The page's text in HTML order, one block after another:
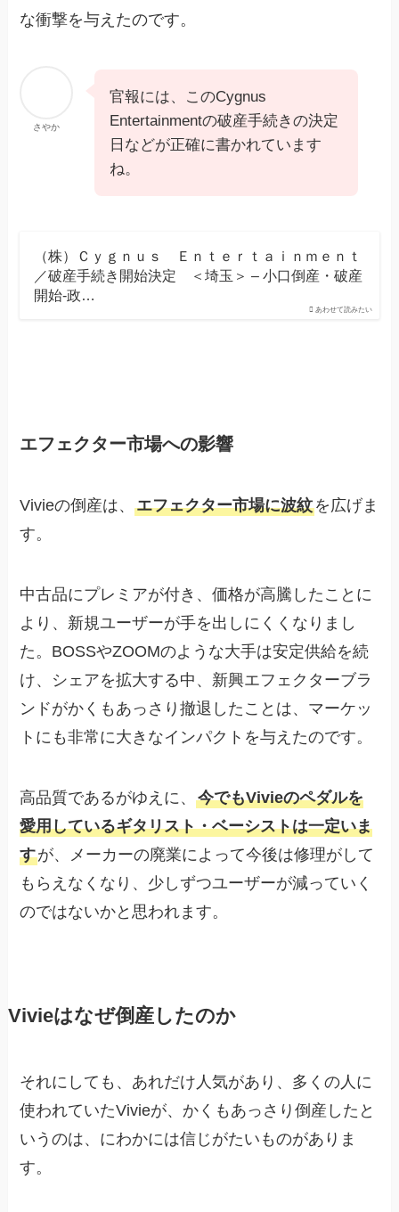
な衝撃を与えたのです。
さやか
官報には、このCygnus
Entertainmentの破産手続きの決定
日などが正確に書かれています
ね。
あわせて読みたい
（株）Ｃｙｇｎｕｓ Ｅｎｔｅｒｔａｉｎｍｅｎｔ
／破産手続き開始決定 ＜埼玉＞ – 小口倒産・破産
開始-政…
エフェクター市場への影響
Vivieの倒産は、エフェクター市場に波紋を広げま
す。
中古品にプレミアが付き、価格が高騰したことに
より、新規ユーザーが手を出しにくくなりまし
た。BOSSやZOOMのような大手は安定供給を続
け、シェアを拡大する中、新興エフェクターブラ
ンドがかくもあっさり撤退したことは、マーケッ
トにも非常に大きなインパクトを与えたのです。
高品質であるがゆえに、今でもVivieのペダルを
愛用しているギタリスト・ベーシストは一定いま
すが、メーカーの廃業によって今後は修理がして
もらえなくなり、少しずつユーザーが減っていく
のではないかと思われます。
Vivieはなぜ倒産したのか
それにしても、あれだけ人気があり、多くの人に
使われていたVivieが、かくもあっさり倒産したと
いうのは、にわかには信じがたいものがありま
す。